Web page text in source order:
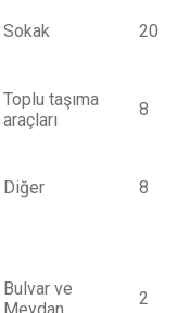
Sokak 20
Toplu taşıma
araçları
8
Diğer 8
Bulvar ve
Meydan
2